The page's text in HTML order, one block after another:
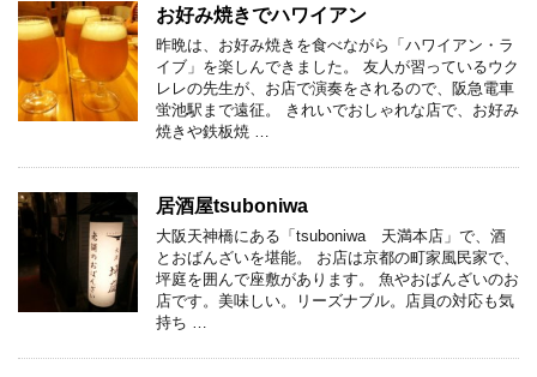
お好み焼きでハワイアン
昨晩は、お好み焼きを食べながら「ハワイアン・ラ
イブ」を楽しんできました。 友人が習っているウク
レレの先生が、お店で演奏をされるので、阪急電車
蛍池駅まで遠征。 きれいでおしゃれな店で、お好み
焼きや鉄板焼 …
居酒屋tsuboniwa
大阪天神橋にある「tsuboniwa 天満本店」で、酒
とおばんざいを堪能。 お店は京都の町家風民家で、
坪庭を囲んで座敷があります。 魚やおばんざいのお
店です。美味しい。リーズナブル。店員の対応も気
持ち …